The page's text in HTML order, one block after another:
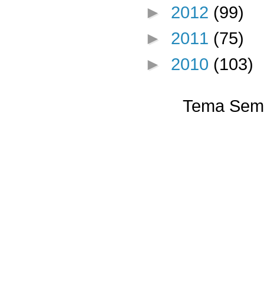
► 2012 (99)
► 2011 (75)
► 2010 (103)
Tema